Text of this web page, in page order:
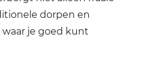
dorpen en
je goed kunt